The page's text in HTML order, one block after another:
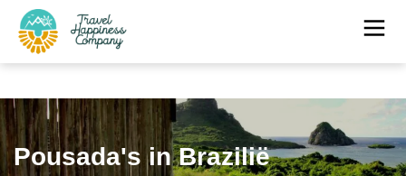
Pousada's in Brazilië